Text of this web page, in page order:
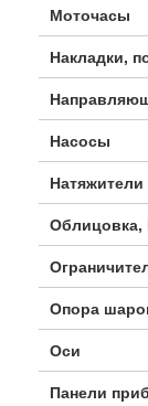
Моточасы
Накладки,
Насосы
Натяжители
Облицовка,
Опора
Оси
Панели